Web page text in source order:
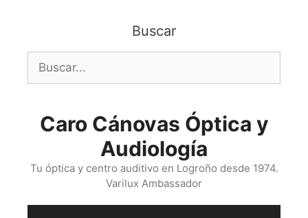
Buscar
Buscar:
Caro Cánovas Óptica y
Audiología
Tu óptica y centro auditivo en Logroño desde 1974.
Varilux Ambassador